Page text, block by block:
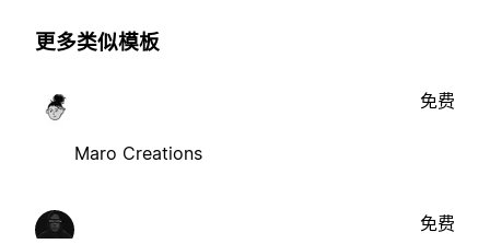
更多类似模板
Maro Creations
免费
免费